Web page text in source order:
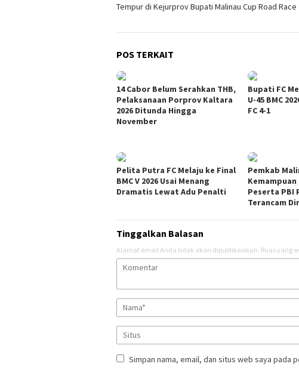
Tempur di Kejurprov Bupati Malinau Cup Road Race
POS TERKAIT
14 Cabor Belum Serahkan THB,
Pelaksanaan Porprov Kaltara
2026 Ditunda Hingga
November
Bupati FC
U-45 BMC
FC 4-1
Pelita Putra FC Melaju ke Final
BMC V 2026 Usai Menang
Dramatis Lewat Adu Penalti
Pemkab
Kemampuan
Peserta PBI
Terancam
Tinggalkan Balasan
Alamat email Anda tidak akan dipublikasikan. Ruas yang
Simpan nama, email, dan situs web saya pada